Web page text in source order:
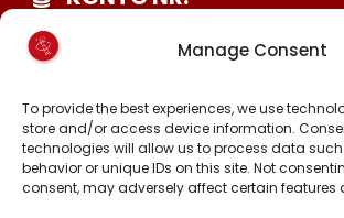
Manage Consent
To provide the best experiences, we use
store and/or access device information.
technologies will allow us to process data
behavior or unique IDs on this site. Not
consent, may adversely affect certain features
6471-1511626
FACEBOOK
INSTAGRAM
TIKTOK